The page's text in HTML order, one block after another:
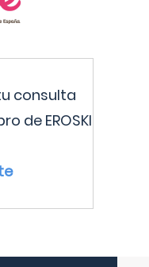
consulta
de EROSKI